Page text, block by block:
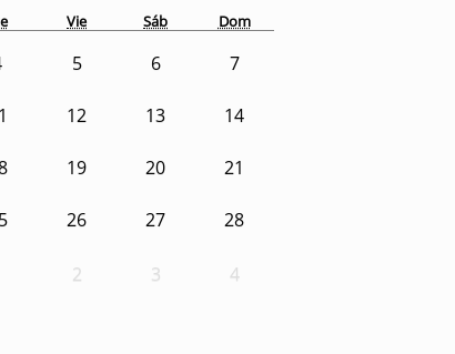
Vie Sáb Dom
5 6 7
12 13 14
19 20 21
26 27 28
2 3 4